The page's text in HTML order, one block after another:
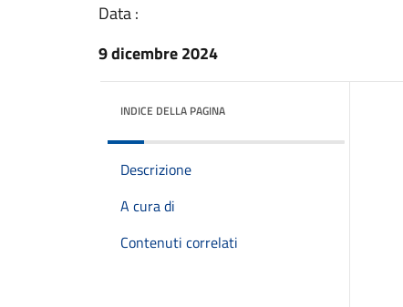
Data :
9 dicembre 2024
INDICE DELLA PAGINA
Descrizione
A cura di
Contenuti correlati